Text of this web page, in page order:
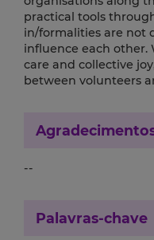
practical tools
in/formalities are not
influence each other.
care and collective
between volunteers
--
Palavras-chave